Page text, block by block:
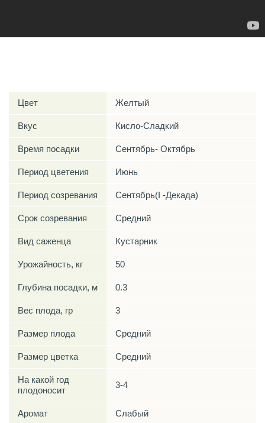
Цвет Желтый
Вкус Кисло-Сладкий
Время посадки Сентябрь- Октябрь
Период цветения Июнь
Период созревания Сентябрь(I -Декада)
Срок созревания Средний
Вид саженца Кустарник
Урожайность, кг 50
Глубина посадки, м 0.3
Вес плода, гр 3
Размер плода Средний
Размер цветка Средний
На какой год
плодоносит
3-4
Аромат Слабый